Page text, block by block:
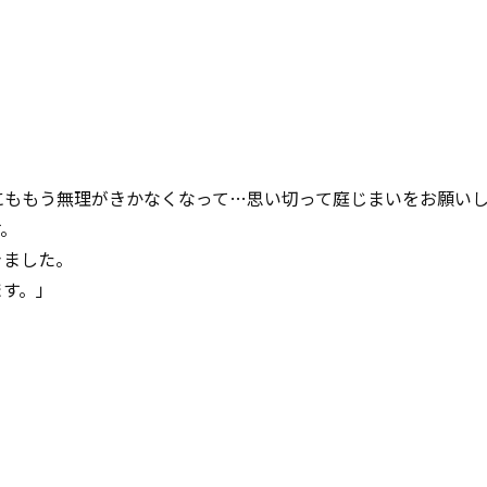
もう無理がきかなくなって…思い切って庭じまいをお願いし
した。
。」